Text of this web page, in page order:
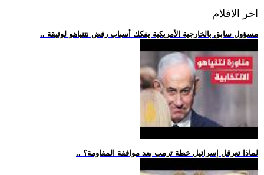
اخر الافلام
.. مسؤول سابق بالخارجية الأمريكية يفكك أسباب رفض نتنياهو لوثيقة
.. لماذا تعرقل إسرائيل خطة ترمب بعد موافقة المقاومة؟